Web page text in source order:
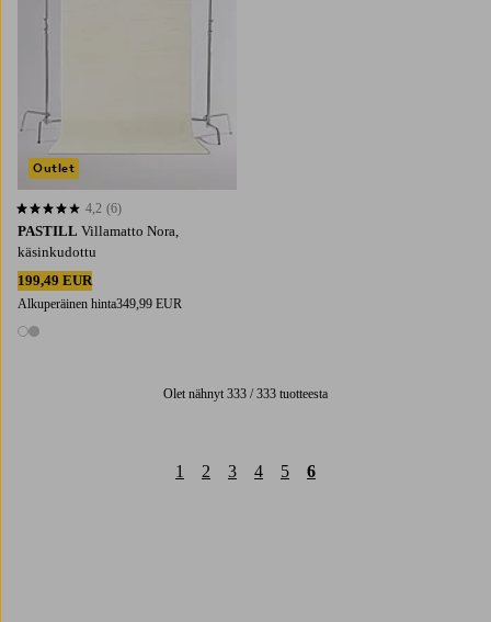
PASTILL Villamatto Nora,
käsinkudottu
199,49 EUR
Alkuperäinen hinta349,99 EUR
2 värejä
4,2 perustuen 6 arvosanaan
4,2 (6)
Outlet
Olet nähnyt 333 / 333 tuotteesta
1 2 3 4 5 6